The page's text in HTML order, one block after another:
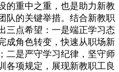
的重中之重，也是助力新教
队的关键举措。结合新教职
三点希望：一是端正学习态
成角色转变，快速从职场新
二是严守学习纪律，坚守师
各项规定，展现新教职工良